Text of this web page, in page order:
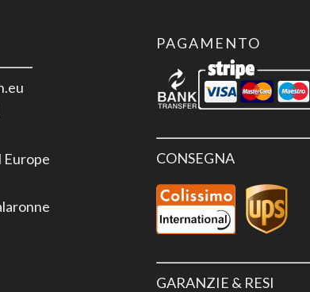
Europe
PAGAMENTO
CONSEGNA
GARANZIE & RESI